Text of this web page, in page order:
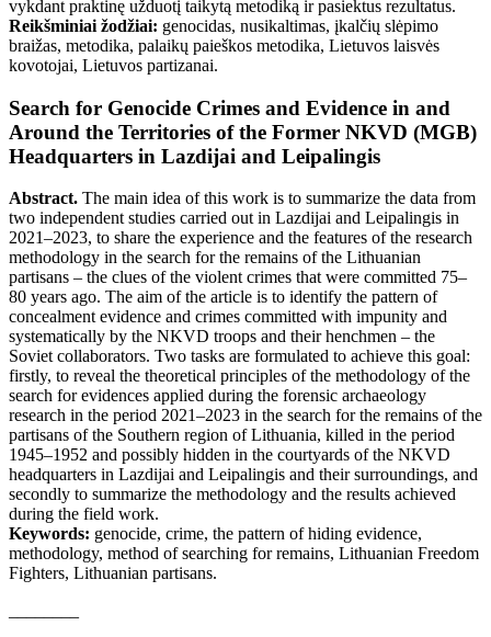
vykdant praktinę užduotį taikytą metodiką ir pasiektus rezultatus.
Reikšminiai žodžiai: genocidas, nusikaltimas, įkalčių slėpimo
braižas, metodika, palaikų paieškos metodika, Lietuvos laisvės
kovotojai, Lietuvos partizanai.
Search for Genocide Crimes and Evidence in and
Around the Territories of the Former NKVD (MGB)
Headquarters in Lazdijai and Leipalingis
Abstract. The main idea of this work is to summarize the data from
two independent studies carried out in Lazdijai and Leipalingis in
2021–2023, to share the experience and the features of the research
methodology in the search for the remains of the Lithuanian
partisans – the clues of the violent crimes that were committed 75–
80 years ago. The aim of the article is to identify the pattern of
concealment evidence and crimes committed with impunity and
systematically by the NKVD troops and their henchmen – the
Soviet collaborators. Two tasks are formulated to achieve this goal:
firstly, to reveal the theoretical principles of the methodology of the
search for evidences applied during the forensic archaeology
research in the period 2021–2023 in the search for the remains of the
partisans of the Southern region of Lithuania, killed in the period
1945–1952 and possibly hidden in the courtyards of the NKVD
headquarters in Lazdijai and Leipalingis and their surroundings, and
secondly to summarize the methodology and the results achieved
during the field work.
Keywords: genocide, crime, the pattern of hiding evidence,
methodology, method of searching for remains, Lithuanian Freedom
Fighters, Lithuanian partisans.